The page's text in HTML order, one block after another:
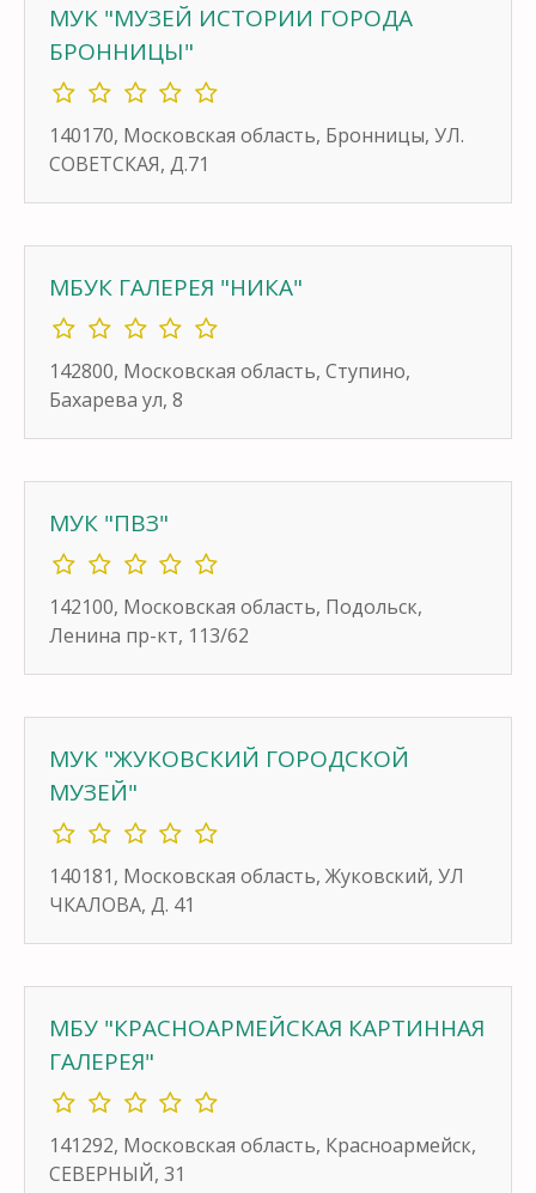
МУК "МУЗЕЙ ИСТОРИИ ГОРОДА
БРОННИЦЫ"
140170, Московская область, Бронницы, УЛ.
СОВЕТСКАЯ, Д.71
МБУК ГАЛЕРЕЯ "НИКА"
142800, Московская область, Ступино,
Бахарева ул, 8
МУК "ПВЗ"
142100, Московская область, Подольск,
Ленина пр-кт, 113/62
МУК "ЖУКОВСКИЙ ГОРОДСКОЙ
МУЗЕЙ"
140181, Московская область, Жуковский, УЛ
ЧКАЛОВА, Д. 41
МБУ "КРАСНОАРМЕЙСКАЯ КАРТИННАЯ
ГАЛЕРЕЯ"
141292, Московская область, Красноармейск,
СЕВЕРНЫЙ, 31